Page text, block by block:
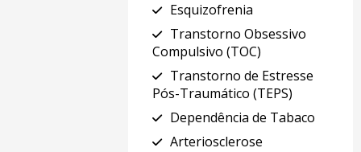
Esquizofrenia
Transtorno Obsessivo
Compulsivo (TOC)
Transtorno de Estresse
Pós-Traumático (TEPS)
Dependência de Tabaco
Arteriosclerose